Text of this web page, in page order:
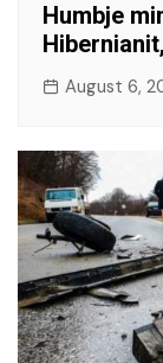
Humbje
August 6,